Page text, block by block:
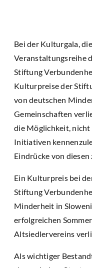
Bei der Kulturgala,
Veranstaltungsreihe
Stiftung
Kulturpreise der
von deutschen
Gemeinschaften
die Möglichkeit,
Initiativen
Eindrücke von diesen
Ein Kulturpreis bei
Stiftung
Minderheit in
erfolgreichen
Altsiedlervereins
Als wichtiger